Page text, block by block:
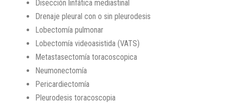
Disección linfática mediastinal
Drenaje pleural con o sin pleurodesis
Lobectomía pulmonar
Lobectomía videoasistida (VATS)
Metastasectomía toracoscopica
Neumonectomía
Pericardiectomía
Pleurodesis toracoscopia